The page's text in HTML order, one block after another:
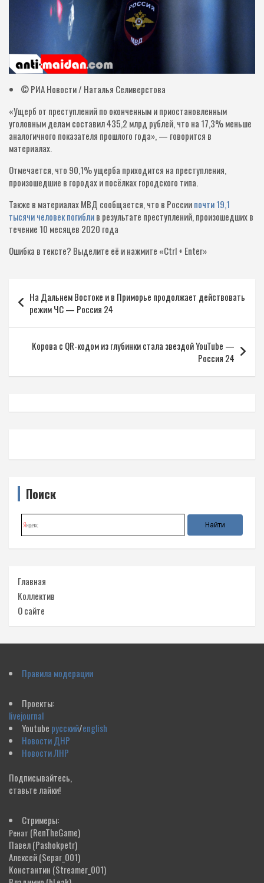
© РИА Новости / Наталья Селиверстова
«Ущерб от преступлений по оконченным и приостановленным
уголовным делам составил 435,2 млрд рублей, что на 17,3% меньше
аналогичного показателя прошлого года», — говорится в
материалах.
Отмечается, что 90,1% ущерба приходится на преступления,
произошедшие в городах и посёлках городского типа.
Также в материалах МВД сообщается, что в Россиипочти 19,1
тысячи человек погиблив результате преступлений, произошедших в
течение 10 месяцев 2020 года
Ошибка в тексте? Выделите её и нажмите «Ctrl + Enter»
по
записям
На Дальнем Востоке и в Приморье продолжает действовать
режим ЧС — Россия 24
Корова с QR-кодом из глубинки стала звездой YouTube —
Россия 24
Поиск
Главная
Коллектив
О сайте
Правила модерации
Проекты:
livejournal
Youtube русский/english
Новости ДНР
Новости ЛНР
Подписывайтесь,
ставьте лайки!
Стримеры:
Ренат (RenTheGame)
Павел(Pashokpetr)
Алексей(Separ_001)
Константин (Streamer_001)